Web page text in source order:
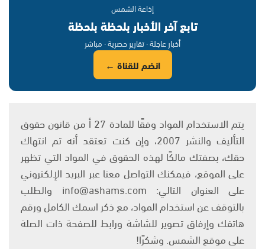
إذاعة الشمس
تابع آخر الأخبار بلحظة بلحظة
أخبار عاجلة · تقارير حصرية · مباشر
انضم للقناة ←
يتم الاستخدام المواد وفقًا للمادة 27 أ من قانون حقوق
التأليف والنشر 2007، وإن كنت تعتقد أنه تم انتهاك
حقك، بصفتك مالكًا لهذه الحقوق في المواد التي تظهر
على الموقع، فيمكنك التواصل معنا عبر البريد الإلكتروني
على العنوان التالي: info@ashams.com والطلب
بالتوقف عن استخدام المواد، مع ذكر اسمك الكامل ورقم
هاتفك وإرفاق تصوير للشاشة ورابط للصفحة ذات الصلة
على موقع الشمس. وشكرًا!